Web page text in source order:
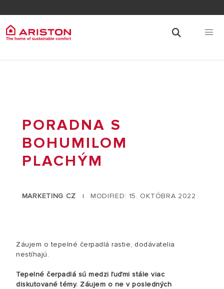
PORADNA S
BOHUMILOM
PLACHÝM
MARKETING CZ | MODIFIED: 15. OKTÓBRA 2022
Záujem o tepelné čerpadlá rastie, dodávatelia
nestíhajú.
Tepelné čerpadlá sú medzi ľuďmi stále viac
diskutované témy. Záujem o ne v posledných